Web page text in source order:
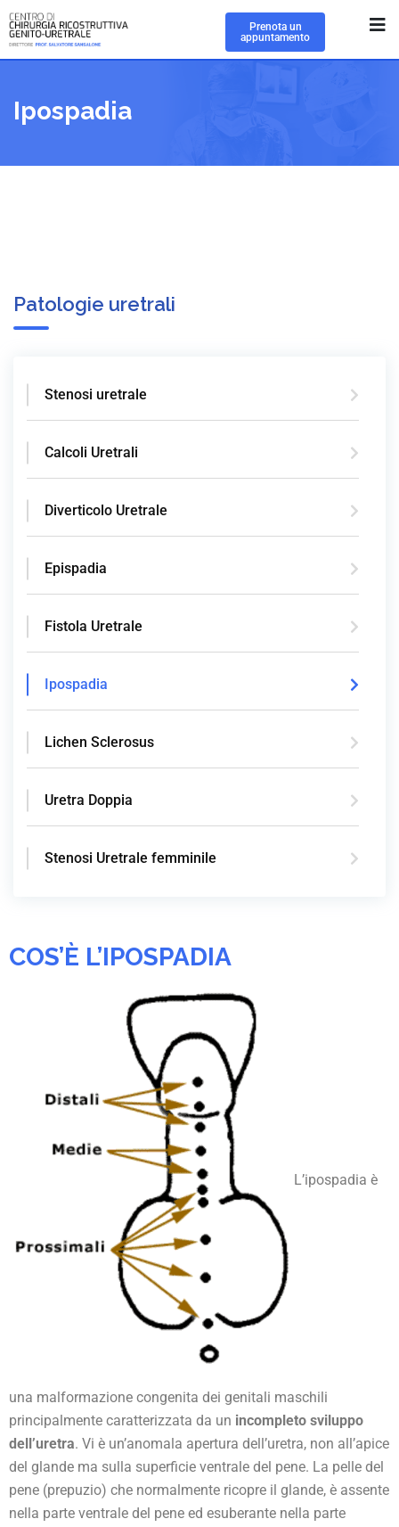
Prenota un
appuntamento
Ipospadia
Patologie uretrali
Stenosi uretrale
Calcoli Uretrali
Diverticolo Uretrale
Epispadia
Fistola Uretrale
Ipospadia
Lichen Sclerosus
Uretra Doppia
Stenosi Uretrale femminile
COS’È L’IPOSPADIA
L’ipospadia è
una malformazione congenita dei genitali maschili
principalmente caratterizzata da un incompleto sviluppo
dell’uretra. Vi è un’anomala apertura dell’uretra, non all’apice
del glande ma sulla superficie ventrale del pene. La pelle del
pene (prepuzio) che normalmente ricopre il glande, è assente
nella parte ventrale del pene ed esuberante nella parte